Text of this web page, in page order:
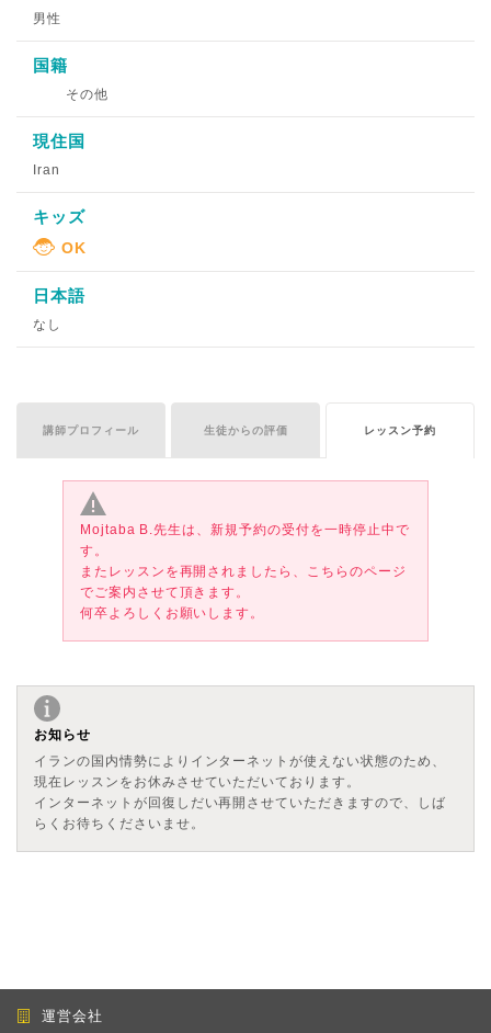
男性
国籍
その他
現住国
Iran
キッズ
日本語
なし
講師プロフィール 生徒からの評価 レッスン予約
Mojtaba B.先生は、新規予約の受付を一時停止中で
す。
またレッスンを再開されましたら、こちらのページ
でご案内させて頂きます。
何卒よろしくお願いします。
お知らせ
イランの国内情勢によりインターネットが使えない状態のため、
現在レッスンをお休みさせていただいております。
インターネットが回復しだい再開させていただきますので、しば
らくお待ちくださいませ。
運営会社